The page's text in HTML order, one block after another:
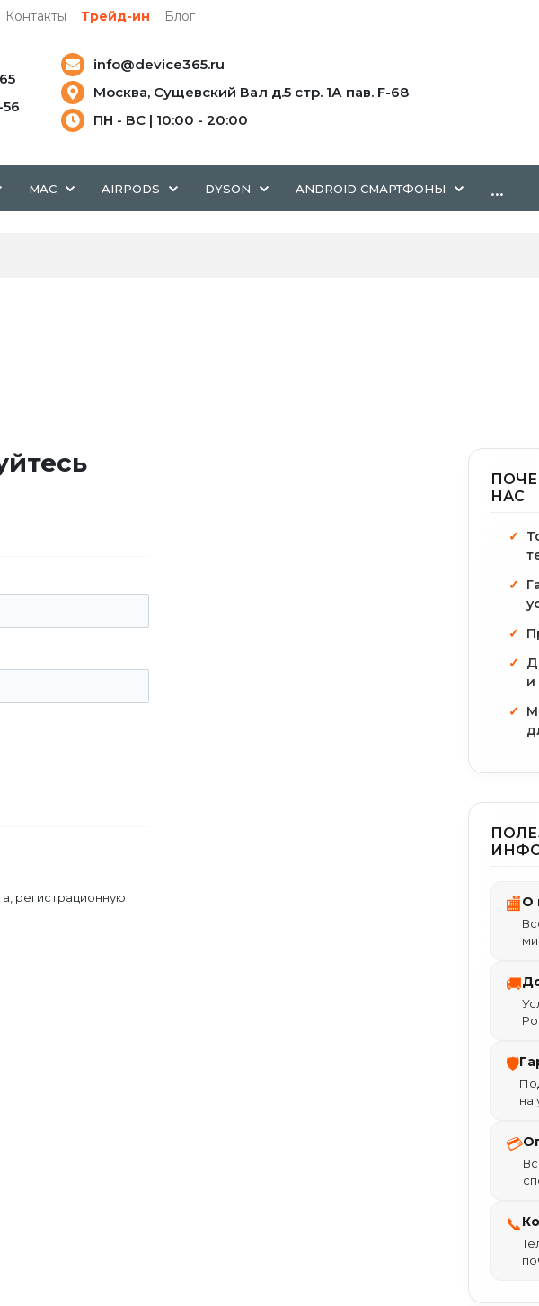
Контакты Трейд-ин Блог
info@device365.ru
Москва, Сущевский Вал д.5 стр. 1А пав. F-68
ПН - ВС | 10:00 - 20:00
MAC AIRPODS DYSON ANDROID СМАРТФОНЫ ...
регистрационную
НАС
и
🏬О
🚚
🛡
на
💳
📞